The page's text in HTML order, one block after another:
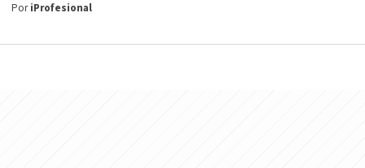
PoriProfesional